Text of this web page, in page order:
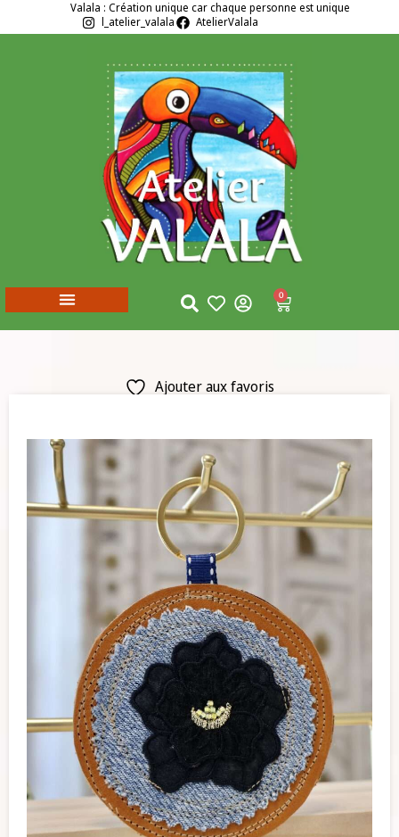
Valala : Création unique car chaque personne est unique
l_atelier_valala
AtelierValala
0
Ajouter aux favoris